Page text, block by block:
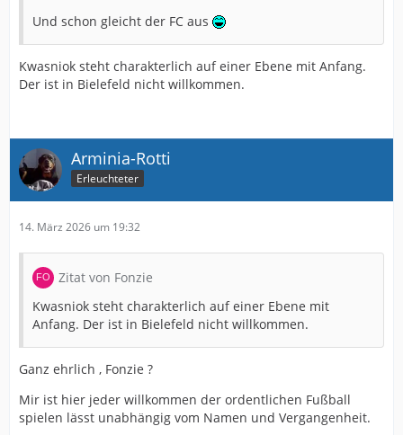
Und schon gleicht der FC aus
Kwasniok steht charakterlich auf einer Ebene mit Anfang.
Der ist in Bielefeld nicht willkommen.
Arminia-Rotti
Erleuchteter
14. März 2026 um 19:32
Zitat von Fonzie
Kwasniok steht charakterlich auf einer Ebene mit
Anfang. Der ist in Bielefeld nicht willkommen.
Ganz ehrlich , Fonzie ?
Mir ist hier jeder willkommen der ordentlichen Fußball
spielen lässt unabhängig vom Namen und Vergangenheit.